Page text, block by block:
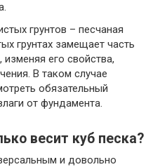
грунтов – песчаная
грунтах замещает часть
изменяя его свойства,
В таком случае
обязательный
от фундамента.
весит куб песка?
и довольно